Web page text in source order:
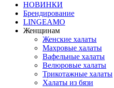
НОВИНКИ
Брендирование
LINGEAMO
Женщинам
Женские халаты
Махровые халаты
Вафельные халаты
Велюровые халаты
Трикотажные халаты
Халаты из бязи